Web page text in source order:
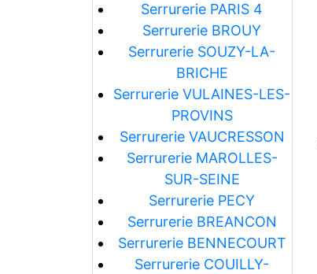
Serrurerie PARIS 4
Serrurerie BROUY
Serrurerie SOUZY-LA-
BRICHE
Serrurerie VULAINES-LES-
PROVINS
Serrurerie VAUCRESSON
Serrurerie MAROLLES-
SUR-SEINE
Serrurerie PECY
Serrurerie BREANCON
Serrurerie BENNECOURT
Serrurerie COUILLY-